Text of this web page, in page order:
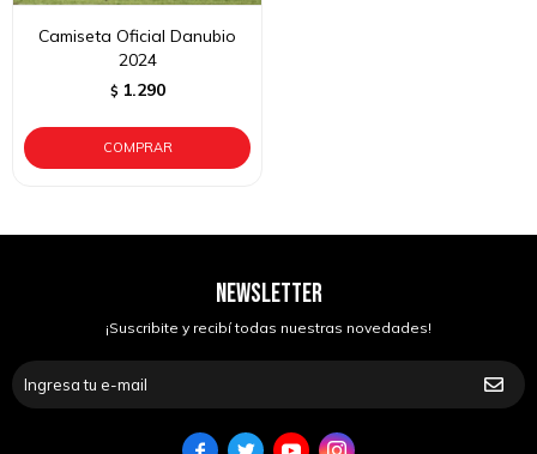
Camiseta Oficial Danubio
2024
$ 1.290
NEWSLETTER
¡Suscribite y recibí todas nuestras novedades!